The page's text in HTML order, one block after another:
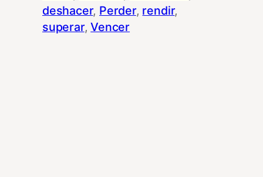
deshacer, Perder, rendir
superar, Vencer